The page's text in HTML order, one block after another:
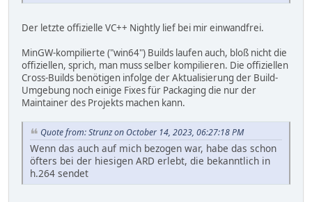
Der letzte offizielle VC++ Nightly lief bei mir einwandfrei.
MinGW-kompilierte ("win64") Builds laufen auch, bloß nicht die
offiziellen, sprich, man muss selber kompilieren. Die offiziellen
Cross-Builds benötigen infolge der Aktualisierung der Build-
Umgebung noch einige Fixes für Packaging die nur der
Maintainer des Projekts machen kann.
Quote from: Strunz on October 14, 2023, 06:27:18 PM
Wenn das auch auf mich bezogen war, habe das schon
öfters bei der hiesigen ARD erlebt, die bekanntlich in
h.264 sendet